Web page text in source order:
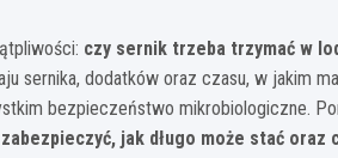
czy sernik trzeba trzymać w
sernika, dodatków oraz czasu, w jakim
bezpieczeństwo mikrobiologiczne.
jak długo może stać oraz